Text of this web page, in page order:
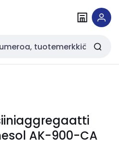
AK-900-CA